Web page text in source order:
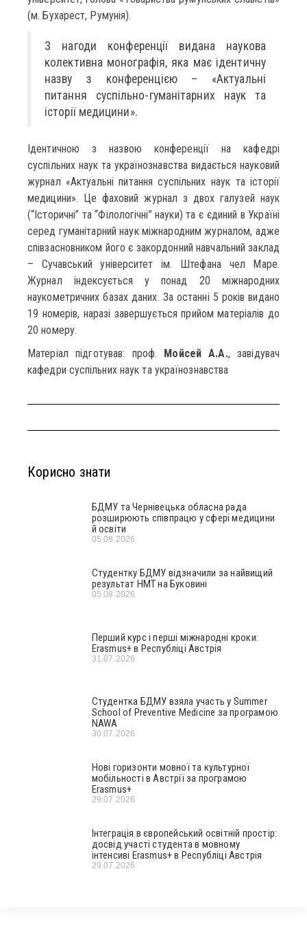
(м. Бухарест, Румунія).
З нагоди конференції видана наукова
колективна монографія, яка має ідентичну
назву з конференцією – «Актуальні
питання суспільно-гуманітарних наук та
історії медицини».
Ідентичною з назвою конференції на кафедрі
суспільних наук та українознавства видається науковий
журнал «Актуальні питання суспільних наук та історії
медицини». Це фаховий журнал з двох галузей наук
(“Історичні” та “Філологічні” науки) та є єдиний в Україні
серед гуманітарний наук міжнародним журналом, адже
співзасновником його є закордонний навчальний заклад
– Сучавський університет ім. Штефана чел Маре.
Журнал індексується у понад 20 міжнародних
наукометричних базах даних. За останні 5 років видано
19 номерів, наразі завершується прийом матеріалів до
20 номеру.
Матеріал підготував: проф. Мойсей А.А., завідувач
кафедри суспільних наук та українознавства
Корисно знати
БДМУ та Чернівецька обласна рада
розширюють співпрацю у сфері медицини
й освіти
05.08.2026
Студентку БДМУ відзначили за найвищий
результат НМТ на Буковині
05.08.2026
Перший курс і перші міжнародні кроки:
Erasmus+ в Республіці Австрія
31.07.2026
Студентка БДМУ взяла участь у Summer
School of Preventive Medicine за програмою
NAWA
30.07.2026
Нові горизонти мовної та культурної
мобільності в Австрії за програмою
Erasmus+
29.07.2026
Інтеграція в європейський освітній простір:
досвід участі студента в мовному
інтенсиві Erasmus+ в Республіці Австрія
29.07.2026